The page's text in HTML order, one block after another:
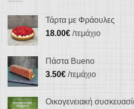
Τάρτα με Φράουλες
18.00€ /τεμάχιο
Πάστα Bueno
3.50€ /τεμάχιο
Οικογενειακή